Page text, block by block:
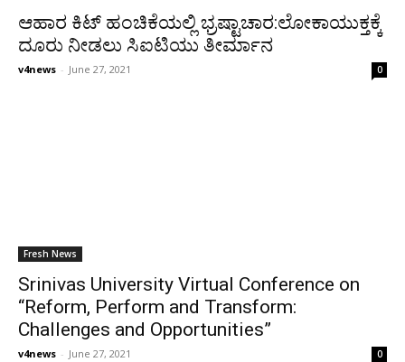
ಆಹಾರ ಕಿಟ್ ಹಂಚಿಕೆಯಲ್ಲಿ ಭ್ರಷ್ಟಾಚಾರ:ಲೋಕಾಯುಕ್ತಕ್ಕೆ
ದೂರು ನೀಡಲು ಸಿಐಟಿಯು ತೀರ್ಮಾನ
v4news - June 27, 2021 0
Fresh News
Srinivas University Virtual Conference on
“Reform, Perform and Transform:
Challenges and Opportunities”
v4news - June 27, 2021 0